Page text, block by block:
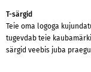
T-särgid
Teie oma logoga
tugevdab teie
särgid veebis juba